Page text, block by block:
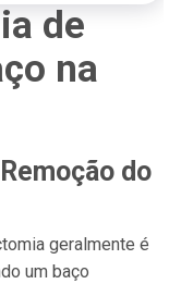
de
na
do
geralmente é
um baço